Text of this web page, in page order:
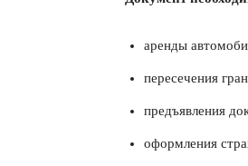
аренды
пересечения
предъявления
оформления